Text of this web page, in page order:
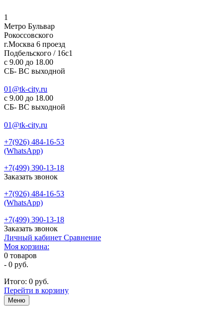
1
Метро Бульвар
Рокоссовского
г.Москва 6 проезд
Подбельского / 16с1
c 9.00 до 18.00
СБ- ВС выходной
01@tk-city.ru
c 9.00 до 18.00
СБ- ВС выходной
01@tk-city.ru
+7(926) 484-16-53
(WhatsApp)
+7(499) 390-13-18
Заказать звонок
+7(926) 484-16-53
(WhatsApp)
+7(499) 390-13-18
Заказать звонок
Личный кабинет Сравнение
Моя корзина:
0 товаров
- 0 руб.
Итого: 0 руб.
Перейти в корзину
Меню